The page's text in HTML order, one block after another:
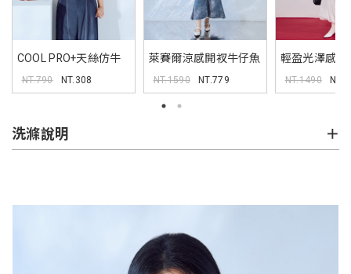
COOL PRO+天絲仿牛
仔背心 MORE U 中大尺
碼上衣
NT.790 NT.308
萊賽爾涼感開衩牛仔魚
尾裙 MORE U 中大尺碼
裙子
NT.1590 NT.779
輕盈光澤感氣
MORE U 中
NT.1490
洗滌說明